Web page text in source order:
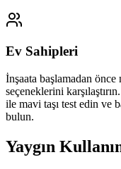
Ev Sahipleri
İnşaata başlamadan
seçeneklerini
ile mavi taşı test edin ve
bulun.
Yaygın